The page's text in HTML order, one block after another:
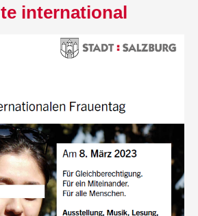
international